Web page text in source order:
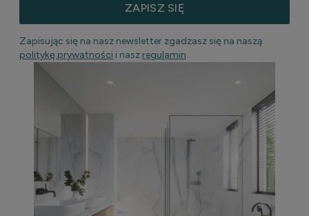
ZAPISZ SIĘ
Zapisując się na nasz newsletter zgadzasz się na naszą
politykę prywatności i nasz regulamin.